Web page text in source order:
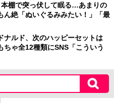
棚で突っ伏して眠る…あまりの
ん絶「ぬいぐるみみたい！」「最
ナルド、次のハッピーセットは
ちゃ全12種類にSNS「こういう